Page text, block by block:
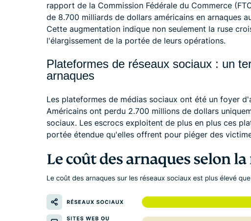
rapport de la Commission Fédérale du Commerce
de 8.700 milliards de dollars américains en arnaques
Cette augmentation indique non seulement la ruse
l'élargissement de la portée de leurs opérations.
Plateformes de réseaux sociaux : un
arnaques
Les plateformes de médias sociaux ont été un foyer
Américains ont perdu 2.700 millions de dollars
sociaux. Les escrocs exploitent de plus en plus ces
portée étendue qu'elles offrent pour piéger des